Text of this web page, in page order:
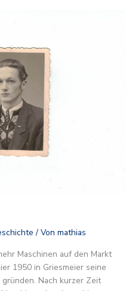
/ Von mathias
Maschinen auf den Markt
1950 in Griesmeier seine
Nach kurzer Zeit